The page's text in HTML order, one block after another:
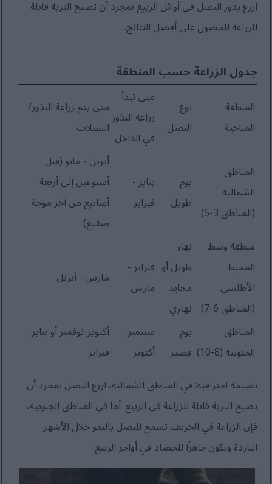
ازرع بذور البصل في أوائل الربيع بمجرد أن تصبح التربة قابلة
للزراعة للحصول على أفضل النتائج.
جدول الزراعة حسب المنطقة
المنطقة
المناخية
نوع
البصل
متى تبدأ
زراعة البذور
في الداخل
متى يتم زراعة البذور/
الشتلات
المناطق
الشمالية
(المناطق 3-5)
يوم
طويل
يناير -
فبراير
أبريل - مايو (قبل
أسبوعين إلى أربعة
أسابيع من آخر موجة
صقيع)
منطقة وسط
المحيط
الأطلسي
(المناطق 6-7)
نهار
طويل أو
محايد
نهاري
فبراير -
مارس
مارس - أبريل
المناطق
الجنوبية (8-10)
يوم
قصير
سبتمبر -
أكتوبر
أكتوبر-نوفمبر أو يناير-
فبراير
نصيحة احترافية: في المناطق الشمالية، ازرع البصل بمجرد أن
تصبح التربة قابلة للزراعة في الربيع. أما في المناطق الجنوبية،
فإن الزراعة في الخريف تسمح للبصل بالنمو خلال الأشهر
الباردة ويكون جاهزًا للحصاد في أواخر الربيع.